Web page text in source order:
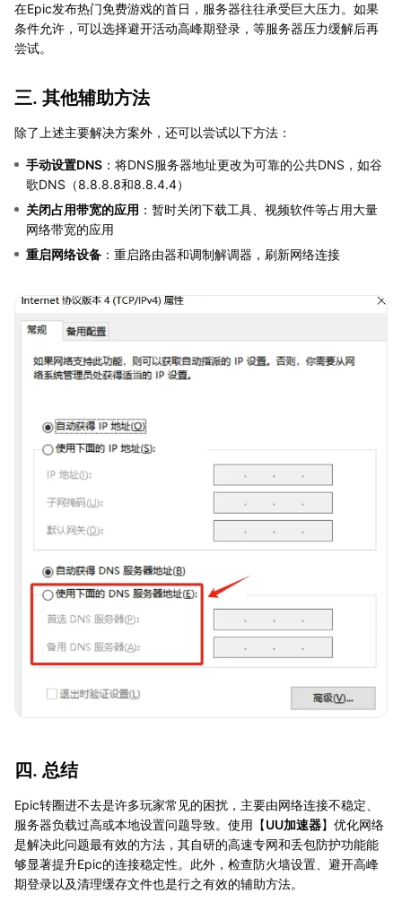
在Epic发布热门免费游戏的首日，服务器往往承受巨大压力。如果
条件允许，可以选择避开活动高峰期登录，等服务器压力缓解后再
尝试。
三. 其他辅助方法
除了上述主要解决方案外，还可以尝试以下方法：
手动设置DNS ：将DNS服务器地址更改为可靠的公共DNS，如谷
歌DNS（8.8.8.8和8.8.4.4）
关闭占用带宽的应用 ：暂时关闭下载工具、视频软件等占用大量
网络带宽的应用
重启网络设备 ：重启路由器和调制解调器，刷新网络连接
四. 总结
Epic转圈进不去是许多玩家常见的困扰，主要由网络连接不稳定、
服务器负载过高或本地设置问题导致。使用【UU加速器】优化网络
是解决此问题最有效的方法，其自研的高速专网和丢包防护功能能
够显著提升Epic的连接稳定性。此外，检查防火墙设置、避开高峰
期登录以及清理缓存文件也是行之有效的辅助方法。